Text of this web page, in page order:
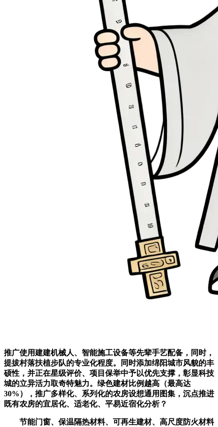
推广使用建建机械人、智能施工设备等先辈手艺配备，同时，
提拔村落扶植步队的专业化程度。同时添加绵阳城市风貌的丰
硕性，并正在星级评价、项目保举中予以优先支撑，彰显科技
城的立异活力取奇特魅力。绿色建材比例越高（最高达
30%），推广多样化、系列化的农房设想通用图集，沉点推进
既有农房的宜居化、适老化、平易近宿化分析？
节能门窗、保温隔热材料、可再生建材、高尺度防火材料